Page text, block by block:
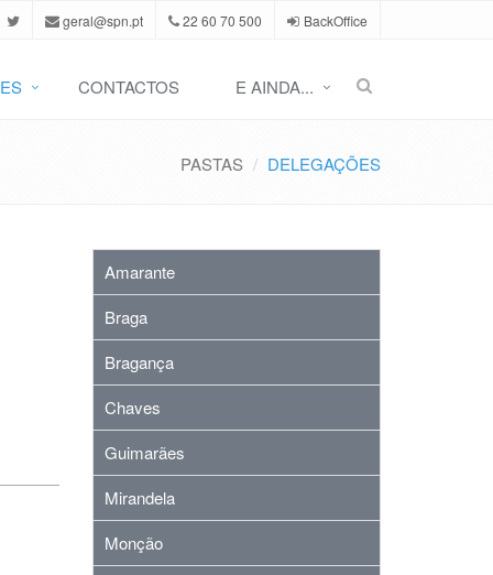
geral@spn.pt 22 60 70 500 BackOffice
CONTACTOS E AINDA...
PASTAS DELEGAÇÕES
Amarante
Braga
Bragança
Chaves
Guimarães
Mirandela
Monção